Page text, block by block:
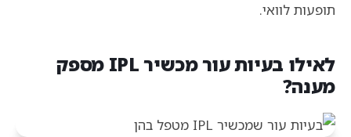
תופעות לוואי.
לאילו בעיות עור מכשיר IPL מספק
מענה?